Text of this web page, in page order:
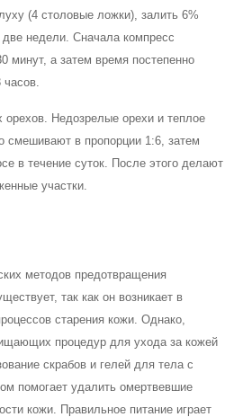
(4 столовые ложки), залить 6%
две недели. Сначала компресс
минут, а затем время постепенно
часов.
орехов. Недозрелые орехи и теплое
смешивают в пропорции 1:6, затем
в течение суток. После этого делают
участки.
методов предотвращения
так как он возникает в
старения кожи. Однако,
процедур для ухода за кожей
скрабов и гелей для тела с
помогает удалить омертвевшие
кожи. Правильное питание играет